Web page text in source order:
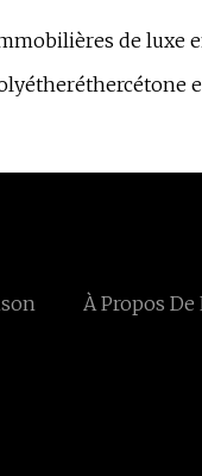
de luxe
À Propos De